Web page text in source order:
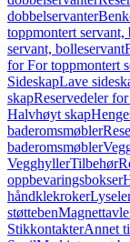
dobbelservanter
toppmontert servant,
servant, bolleservant
for For toppmontert
SideskapLave
skapReservedeler
Halvhøyt skap
baderomsmøbler
baderomsmøbler
VegghyllerTilbehør
oppbevaringsbokser
håndklekroker
støtteben
StikkontakterAnnet